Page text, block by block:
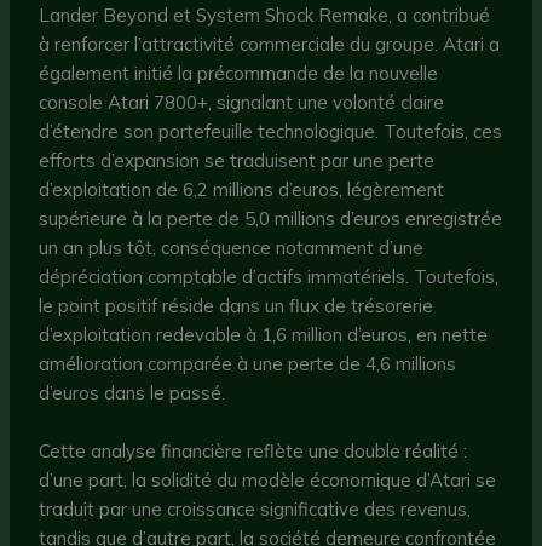
Lander Beyond et System Shock Remake, a contribué
à renforcer l’attractivité commerciale du groupe. Atari a
également initié la précommande de la nouvelle
console Atari 7800+, signalant une volonté claire
d’étendre son portefeuille technologique. Toutefois, ces
efforts d’expansion se traduisent par une perte
d’exploitation de 6,2 millions d’euros, légèrement
supérieure à la perte de 5,0 millions d’euros enregistrée
un an plus tôt, conséquence notamment d’une
dépréciation comptable d’actifs immatériels. Toutefois,
le point positif réside dans un flux de trésorerie
d’exploitation redevable à 1,6 million d’euros, en nette
amélioration comparée à une perte de 4,6 millions
d’euros dans le passé.
Cette analyse financière reflète une double réalité :
d’une part, la solidité du modèle économique d’Atari se
traduit par une croissance significative des revenus,
tandis que d’autre part, la société demeure confrontée